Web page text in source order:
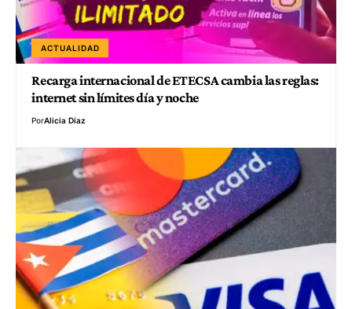
ACTUALIDAD
Recarga internacional de ETECSA cambia las reglas:
internet sin límites día y noche
PorAlicia Díaz